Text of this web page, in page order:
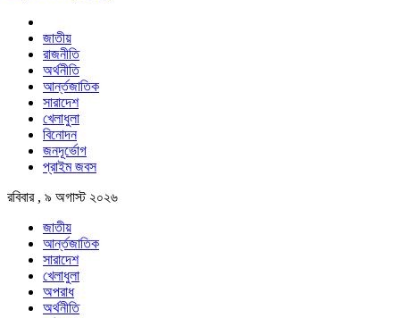
জাতীয়
রাজনীতি
অর্থনীতি
আর্ন্তজাতিক
সারাদেশ
খেলাধুলা
বিনোদন
জনদূর্ভোগ
প্রাইম জবস
রবিবার , ৯ অগাস্ট ২০২৬
জাতীয়
আর্ন্তজাতিক
সারাদেশ
খেলাধুলা
অপরাধ
অর্থনীতি